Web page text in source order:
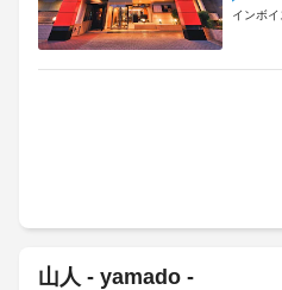
インボ
山人 - yamado -